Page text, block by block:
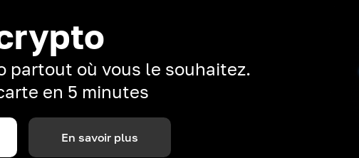
partout où vous le souhaitez.
en 5 minutes
En savoir plus